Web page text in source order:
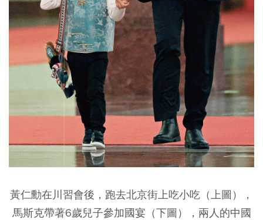
黃仁勳在川習會後，跑去北京街上吃小吃（上圖），
馬斯克帶著6歲兒子參加國宴（下圖），兩人的中國